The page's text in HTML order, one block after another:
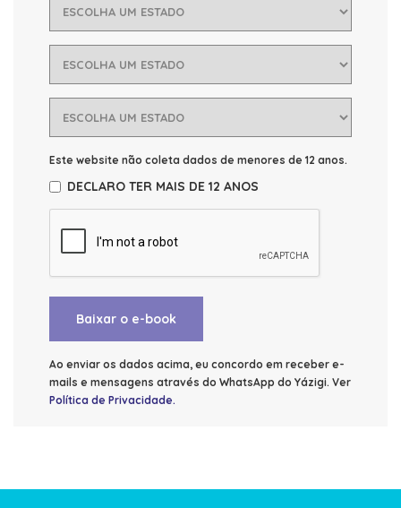
Este website não coleta dados de menores de 12 anos.
DECLARO TER MAIS DE 12 ANOS
Baixar o e-book
Ao enviar os dados acima, eu concordo em receber e-
mails e mensagens através do WhatsApp do Yázigi. Ver
Política de Privacidade.